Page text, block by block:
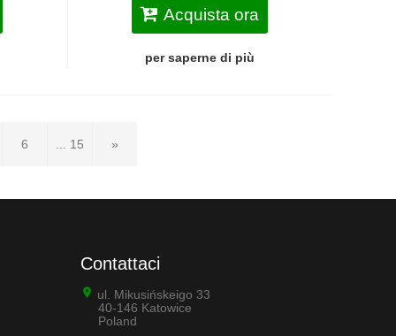
Acquista ora
per saperne di più
6 ... 15 »
Contattaci
ul. Mikusińskeigo 33
40-146 Katowice
Poland